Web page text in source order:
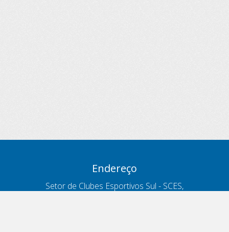
Endereço
Setor de Clubes Esportivos Sul - SCES,